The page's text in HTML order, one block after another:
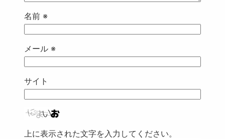
名前 ※
メール ※
サイト
上に表示された文字を入力してください。